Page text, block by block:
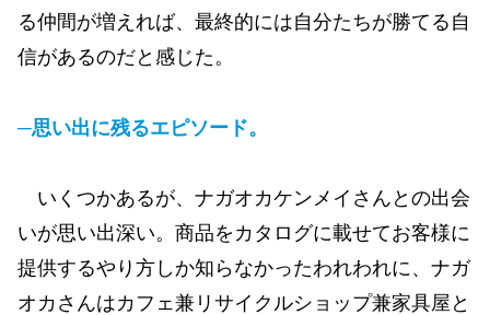
る仲間が増えれば、最終的には自分たちが勝てる自
信があるのだと感じた。
─思い出に残るエピソード。
いくつかあるが、ナガオカケンメイさんとの出会
いが思い出深い。商品をカタログに載せてお客様に
提供するやり方しか知らなかったわれわれに、ナガ
オカさんはカフェ兼リサイクルショップ兼家具屋と